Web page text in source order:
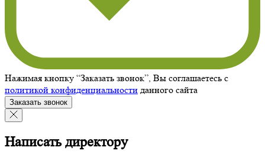
Нажимая кнопку “Заказать звонок”, Вы соглашаетесь с
политикой конфиденциальности данного сайта
Заказать звонок
Написать директору